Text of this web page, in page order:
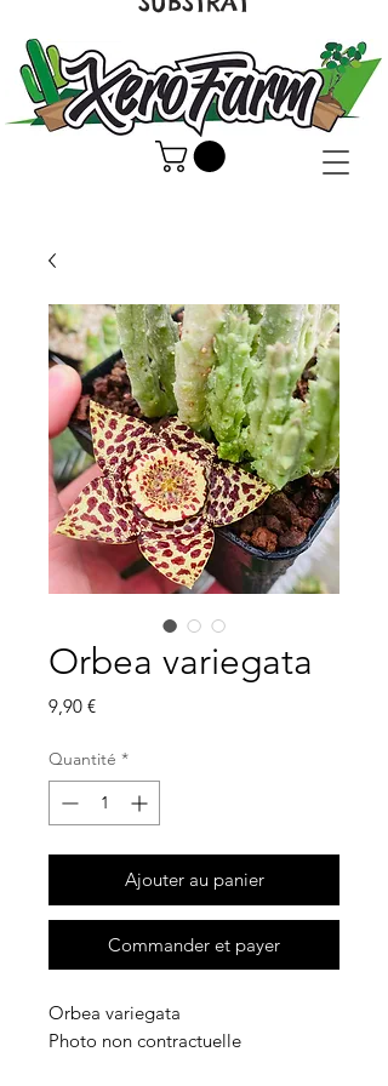
Orbea variegata
9,90 €Prix
Quantité *
Ajouter au panier
Commander et payer
Orbea variegata
Photo non contractuelle